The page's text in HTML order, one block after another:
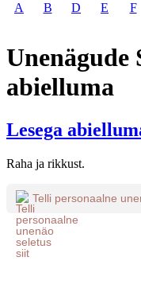
A B D E F
Unenägude
abielluma
Lesega
Raha ja rikkust.
Telli personaalne